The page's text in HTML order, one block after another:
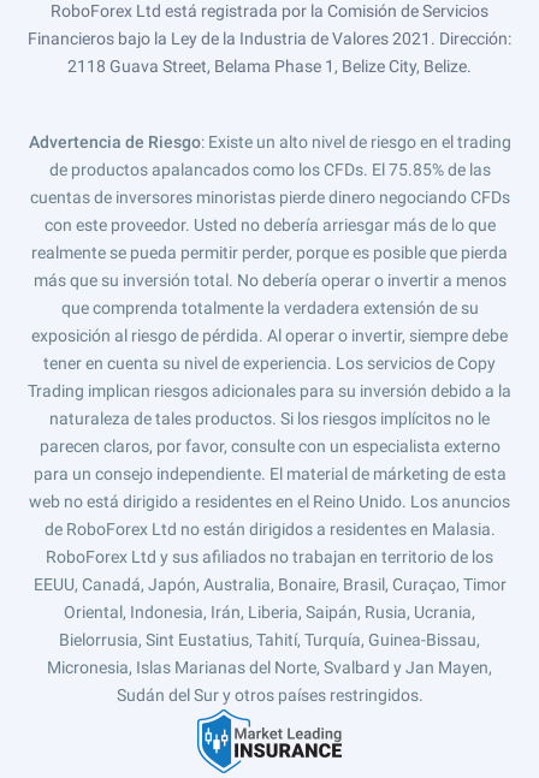
RoboForex Ltd está registrada por la Comisión de Servicios
Financieros bajo la Ley de la Industria de Valores 2021. Dirección:
2118 Guava Street, Belama Phase 1, Belize City, Belize.
Advertencia de Riesgo: Existe un alto nivel de riesgo en el trading
de productos apalancados como los CFDs. El 75.85% de las
cuentas de inversores minoristas pierde dinero negociando CFDs
con este proveedor. Usted no debería arriesgar más de lo que
realmente se pueda permitir perder, porque es posible que pierda
más que su inversión total. No debería operar o invertir a menos
que comprenda totalmente la verdadera extensión de su
exposición al riesgo de pérdida. Al operar o invertir, siempre debe
tener en cuenta su nivel de experiencia. Los servicios de Copy
Trading implican riesgos adicionales para su inversión debido a la
naturaleza de tales productos. Si los riesgos implícitos no le
parecen claros, por favor, consulte con un especialista externo
para un consejo independiente. El material de márketing de esta
web no está dirigido a residentes en el Reino Unido. Los anuncios
de RoboForex Ltd no están dirigidos a residentes en Malasia.
RoboForex Ltd y sus afiliados no trabajan en territorio de los
EEUU, Canadá, Japón, Australia, Bonaire, Brasil, Curaçao, Timor
Oriental, Indonesia, Irán, Liberia, Saipán, Rusia, Ucrania,
Bielorrusia, Sint Eustatius, Tahití, Turquía, Guinea-Bissau,
Micronesia, Islas Marianas del Norte, Svalbard y Jan Mayen,
Sudán del Sur y otros países restringidos.